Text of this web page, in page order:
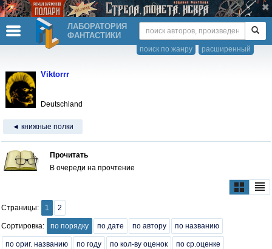
ЛАБОРАТОРИЯ
ФАНТАСТИКИ
расширенный
поиск по жанру
Viktorrr
Deutschland
◄ книжные полки
Прочитать
В очереди на прочтение
Страницы: 1 2
Сортировка: по порядку по дате по автору по названию
по ориг. названию по году по кол-ву оценок по ср.оценке